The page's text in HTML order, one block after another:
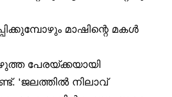
മാഷിന്റെ മകൾ
പേരയ്ക്കയായി
‘ജലത്തിൽ നിലാവ്